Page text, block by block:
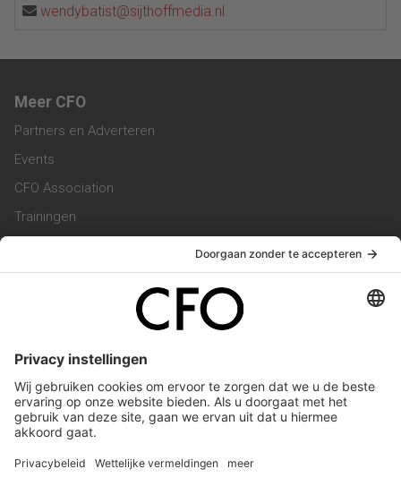
wendybatist@sijthoffmedia.nl
Meer CFO
Partners en Adverteren
Events
CFO Association
Trainingen
Vacatures
Service & Contact
Werken bij ons
Privacy Statement
Algemene Voorwaarden